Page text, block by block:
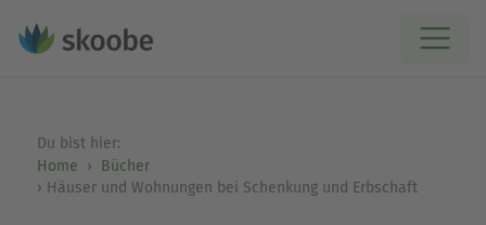
Du bist hier:
Home
Bücher
Häuser und Wohnungen bei Schenkung und Erbschaft